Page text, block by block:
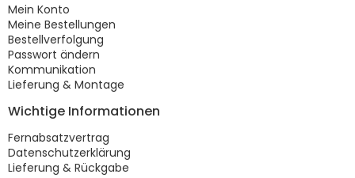
Mein Konto
Meine Bestellungen
Bestellverfolgung
Passwort ändern
Kommunikation
Lieferung & Montage
Wichtige Informationen
Fernabsatzvertrag
Datenschutzerklärung
Lieferung & Rückgabe